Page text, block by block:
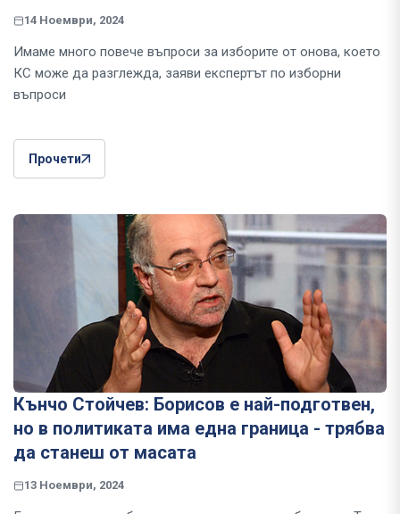
14 Ноември, 2024
Имаме много повече въпроси за изборите от онова, което
КС може да разглежда, заяви експертът по изборни
въпроси
Прочети
Кънчо Стойчев: Борисов е най-подготвен,
но в политиката има една граница - трябва
да станеш от масата
13 Ноември, 2024